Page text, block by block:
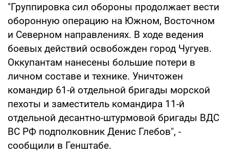
"Группировка сил обороны продолжает вести
оборонную операцию на Южном, Восточном
и Северном направлениях. В ходе ведения
боевых действий освобожден город Чугуев.
Оккупантам нанесены большие потери в
личном составе и технике. Уничтожен
командир 61-й отдельной бригады морской
пехоты и заместитель командира 11-й
отдельной десантно-штурмовой бригады ВДС
ВС РФ подполковник Денис Глебов", -
сообщили в Генштабе.